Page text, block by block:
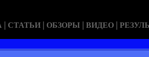
| СТАТЬИ | ОБЗОРЫ | ВИДЕО |